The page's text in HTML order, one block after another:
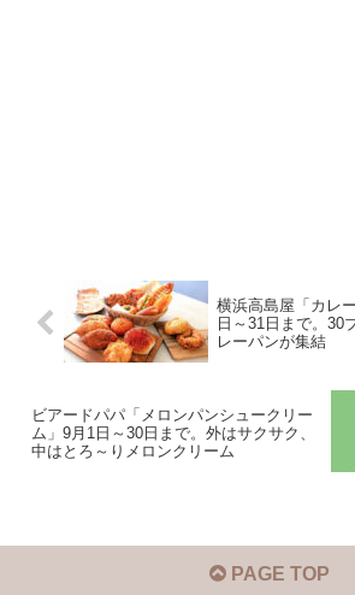
横浜高島屋「カレ
日～31日まで。30
レーパンが集結
ビアードパパ「メロンパンシュークリー
ム」9月1日～30日まで。外はサクサク、
中はとろ～りメロンクリーム
PAGE TOP